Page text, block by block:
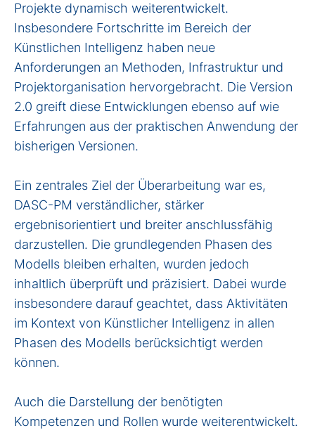
Projekte dynamisch weiterentwickelt.
Insbesondere Fortschritte im Bereich der
Künstlichen Intelligenz haben neue
Anforderungen an Methoden, Infrastruktur und
Projektorganisation hervorgebracht. Die Version
2.0 greift diese Entwicklungen ebenso auf wie
Erfahrungen aus der praktischen Anwendung der
bisherigen Versionen.
Ein zentrales Ziel der Überarbeitung war es,
DASC-PM verständlicher, stärker
ergebnisorientiert und breiter anschlussfähig
darzustellen. Die grundlegenden Phasen des
Modells bleiben erhalten, wurden jedoch
inhaltlich überprüft und präzisiert. Dabei wurde
insbesondere darauf geachtet, dass Aktivitäten
im Kontext von Künstlicher Intelligenz in allen
Phasen des Modells berücksichtigt werden
können.
Auch die Darstellung der benötigten
Kompetenzen und Rollen wurde weiterentwickelt.